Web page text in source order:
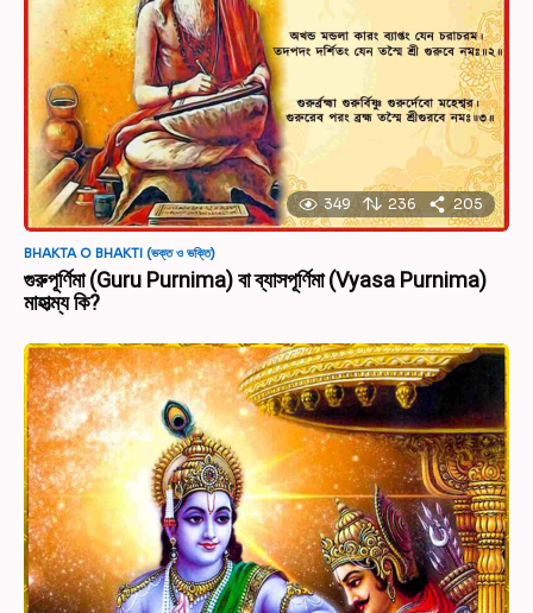
349 236 205
BHAKTA O BHAKTI (ভক্ত ও ভক্তি)
গুরুপূর্ণিমা (Guru Purnima) বা ব্যাসপূর্ণিমা (Vyasa Purnima)
মাহাত্ম্য কি?